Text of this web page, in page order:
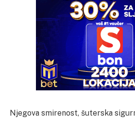
Njegova smirenost, šuterska